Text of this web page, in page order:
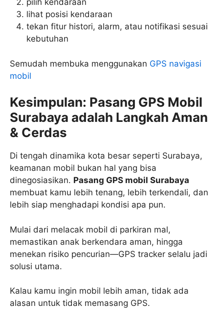
pilih kendaraan
lihat posisi kendaraan
tekan fitur histori, alarm, atau notifikasi sesuai
kebutuhan
Semudah membuka menggunakan GPS navigasi
mobil
Kesimpulan: Pasang GPS Mobil
Surabaya adalah Langkah Aman
& Cerdas
Di tengah dinamika kota besar seperti Surabaya,
keamanan mobil bukan hal yang bisa
dinegosiasikan. Pasang GPS mobil Surabaya
membuat kamu lebih tenang, lebih terkendali, dan
lebih siap menghadapi kondisi apa pun.
Mulai dari melacak mobil di parkiran mal,
memastikan anak berkendara aman, hingga
menekan risiko pencurian—GPS tracker selalu jadi
solusi utama.
Kalau kamu ingin mobil lebih aman, tidak ada
alasan untuk tidak memasang GPS.